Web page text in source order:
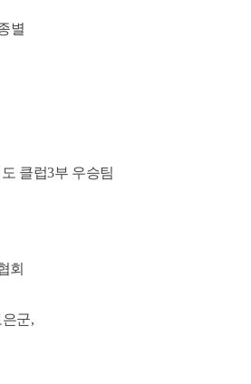
별
클럽3부 우승팀
회
군,